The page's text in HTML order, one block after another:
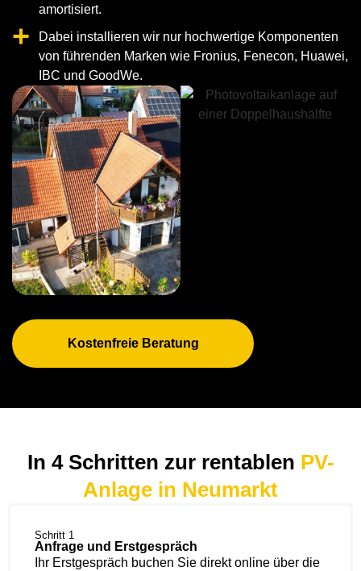
amortisiert.
Dabei installieren wir nur hochwertige Komponenten
von führenden Marken wie Fronius, Fenecon, Huawei,
IBC und GoodWe.
Kostenfreie Beratung
In 4 Schritten zur rentablen PV-
Anlage in Neumarkt
Schritt 1
Anfrage und Erstgespräch
Ihr Erstgespräch buchen Sie direkt online über die